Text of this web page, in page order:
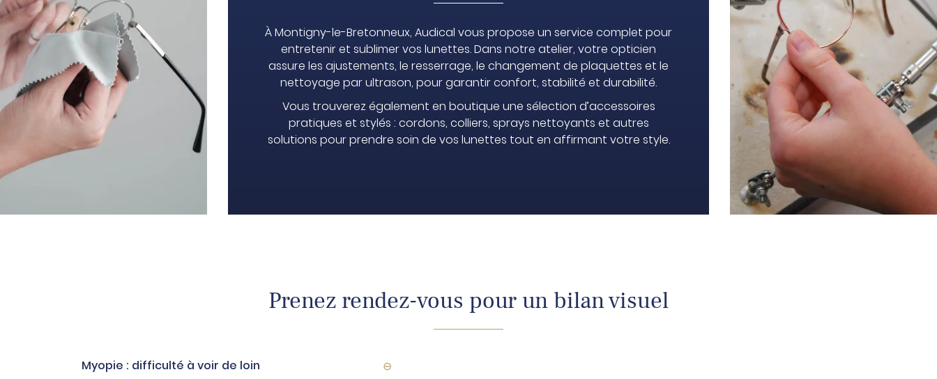
À Montigny-le-Bretonneux, Audical vous propose un service complet pour
entretenir et sublimer vos lunettes. Dans notre atelier, votre opticien
assure les ajustements, le resserrage, le changement de plaquettes et le
nettoyage par ultrason, pour garantir confort, stabilité et durabilité.
Vous trouverez également en boutique une sélection d’accessoires
pratiques et stylés : cordons, colliers, sprays nettoyants et autres
solutions pour prendre soin de vos lunettes tout en affirmant votre style.
Prenez rendez-vous pour un bilan visuel
Myopie : difficulté à voir de loin